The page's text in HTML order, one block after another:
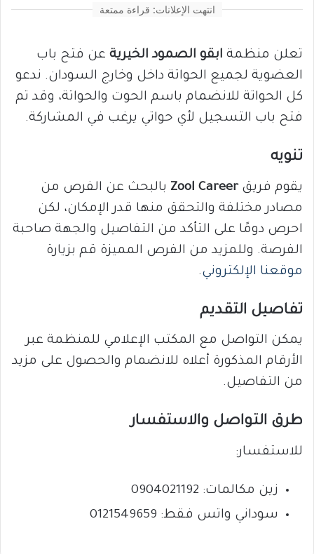
انتهت الإعلانات: قراءة ممتعة
تعلن منظمة ابقو الصمود الخيرية عن فتح باب
العضوية لجميع الحواتة داخل وخارج السودان. ندعو
كل الحواتة للانضمام باسم الحوت والحواتة، وقد تم
فتح باب التسجيل لأي حواتي يرغب في المشاركة.
تنويه
يقوم فريقZool Career بالبحث عن الفرص من
مصادر مختلفة والتحقق منها قدر الإمكان، لكن
احرص دومًا على التأكد من التفاصيل والجهة صاحبة
الفرصة. وللمزيد من الفرص المميزة قم بزيارة
موقعنا الإلكتروني.
تفاصيل التقديم
يمكن التواصل مع المكتب الإعلامي للمنظمة عبر
الأرقام المذكورة أعلاه للانضمام والحصول على مزيد
من التفاصيل.
طرق التواصل والاستفسار
للاستفسار:
زين مكالمات: 0904021192
سوداني واتس فقط: 0121549659